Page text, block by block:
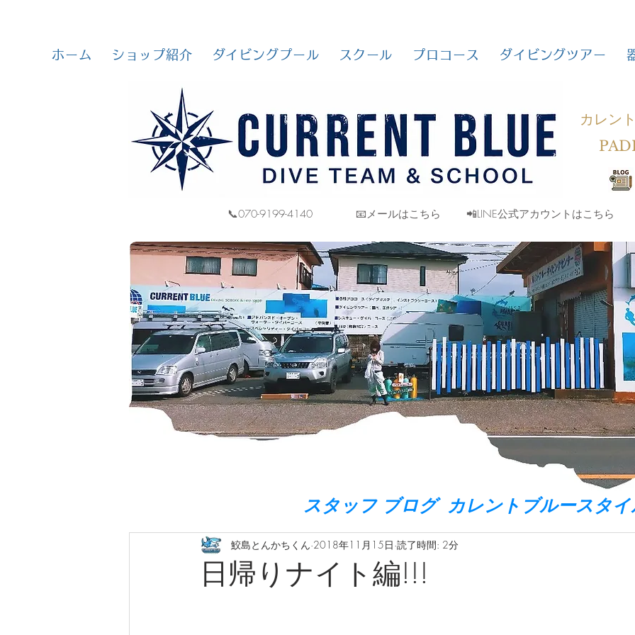
ホーム ショップ紹介 ダイビングプール スクール プロコース ダイビングツアー
カレン
📞070-9199-4140 📧メールはこちら 📲LINE公式アカウントはこちら
スタッフ ブログ カレントブルースタイ
日帰りナイト編!!!
鮫島とんかちくん 2018年11月15日 読了時間: 2分